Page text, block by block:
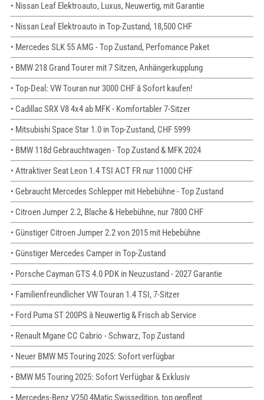
• Nissan Leaf Elektroauto, Luxus, Neuwertig, mit Garantie
• Nissan Leaf Elektroauto in Top-Zustand, 18,500 CHF
• Mercedes SLK 55 AMG - Top Zustand, Perfomance Paket
• BMW 218 Grand Tourer mit 7 Sitzen, Anhängerkupplung
• Top-Deal: VW Touran nur 3000 CHF â Sofort kaufen!
• Cadillac SRX V8 4x4 ab MFK - Komfortabler 7-Sitzer
• Mitsubishi Space Star 1.0 in Top-Zustand, CHF 5999
• BMW 118d Gebrauchtwagen - Top Zustand & MFK 2024
• Attraktiver Seat Leon 1.4 TSI ACT FR nur 11000 CHF
• Gebraucht Mercedes Schlepper mit Hebebühne - Top Zustand
• Citroen Jumper 2.2, Blache & Hebebühne, nur 7800 CHF
• Günstiger Citroen Jumper 2.2 von 2015 mit Hebebühne
• Günstiger Mercedes Camper in Top-Zustand
• Porsche Cayman GTS 4.0 PDK in Neuzustand - 2027 Garantie
• Familienfreundlicher VW Touran 1.4 TSI, 7-Sitzer
• Ford Puma ST 200PS â Neuwertig & Frisch ab Service
• Renault Mgane CC Cabrio - Schwarz, Top Zustand
• Neuer BMW M5 Touring 2025: Sofort verfügbar
• BMW M5 Touring 2025: Sofort Verfügbar & Exklusiv
• Mercedes-Benz V250 4Matic Swissedition, top gepflegt